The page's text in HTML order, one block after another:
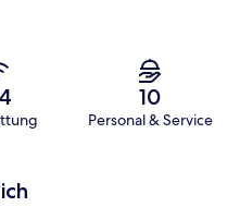
10
Personal & Service